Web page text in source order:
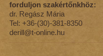
forduljon szakértőnkhöz:
dr. Regász Mária
Tel: +36-(30)-381-8350
derill@t-online.hu